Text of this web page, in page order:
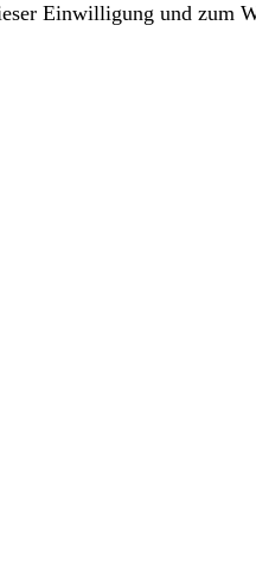
Einwilligung und zum